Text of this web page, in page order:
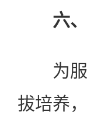
六、
为服
拔培养